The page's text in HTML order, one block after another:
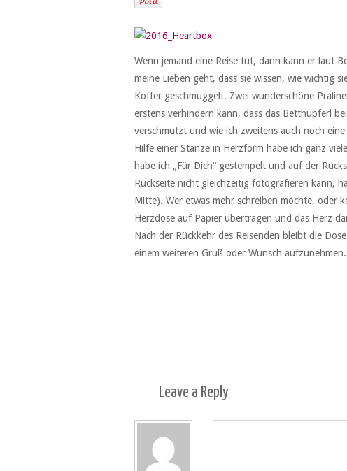
Wenn jemand eine Reise tut, dann kann er laut
meine Lieben geht, dass sie wissen, wie wichtig
Koffer geschmuggelt. Zwei wunderschöne
erstens verhindern kann, dass das Betthupferl
verschmutzt und wie ich zweitens auch noch
Hilfe einer Stanze in Herzform habe ich ganz
habe ich „Für Dich“ gestempelt und auf der
Rückseite nicht gleichzeitig fotografieren kann,
Mitte). Wer etwas mehr schreiben möchte, oder
Herzdose auf Papier übertragen und das Herz
Nach der Rückkehr des Reisenden bleibt die
einem weiteren Gruß oder Wunsch aufzunehmen.
Leave a Reply